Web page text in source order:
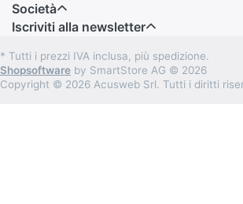
Società
Iscriviti alla newsletter
* Tutti i prezzi IVA inclusa, più spedizione.
Shopsoftware by SmartStore AG © 2026
Copyright © 2026 Acusweb Srl. Tutti i diritti